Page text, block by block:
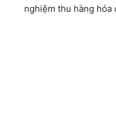
nghiệm thu hàng hóa